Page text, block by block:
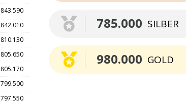
843.590
842.010
810.130
805.650
805.170
799.500
797.550
SILBER
785.000
GOLD
980.000